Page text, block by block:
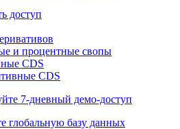
доступ
и процентные свопы
CDS
CDS
7-дневный демо-доступ
глобальную базу данных